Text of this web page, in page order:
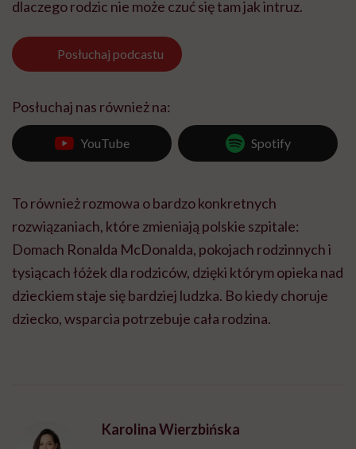
dlaczego rodzic nie może czuć się tam jak intruz.
Posłuchaj podcastu
Posłuchaj nas również na:
YouTube Spotify
To również rozmowa o bardzo konkretnych
rozwiązaniach, które zmieniają polskie szpitale:
Domach Ronalda McDonalda, pokojach rodzinnych i
tysiącach łóżek dla rodziców, dzięki którym opieka nad
dzieckiem staje się bardziej ludzka. Bo kiedy choruje
dziecko, wsparcia potrzebuje cała rodzina.
Karolina Wierzbińska